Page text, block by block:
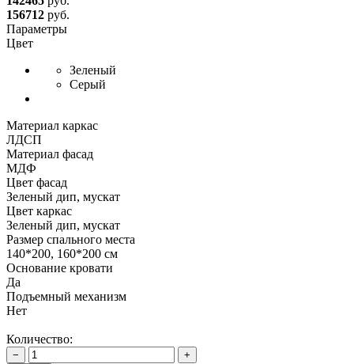
156712 руб.
Параметры
Цвет
Зеленый
Серый
Материал каркас
ЛДСП
Материал фасад
МДФ
Цвет фасад
Зеленый дип, мускат
Цвет каркас
Зеленый дип, мускат
Размер спального места
140*200, 160*200 см
Основание кровати
Да
Подъемный механизм
Нет
Количество:
− +